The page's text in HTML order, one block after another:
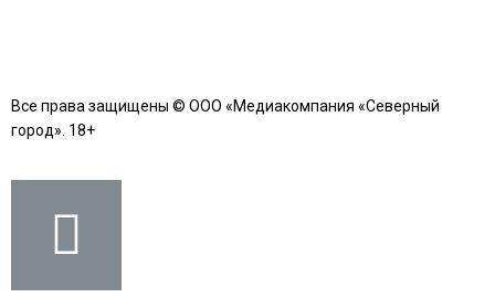
Все права защищены © ООО «Медиакомпания «Северный
город». 18+